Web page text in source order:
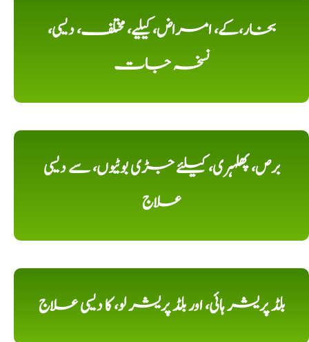
بخار،کے، امراض، کیلیے، مختلف، دیسی،
نسخہ جات
برص، پھلہری، کیلئے جڑی بوٹیوں، سے دیسی
علاج
بلڈ پریشر ہائی، اور بلڈ پریشر لو، کا دیسی علاج